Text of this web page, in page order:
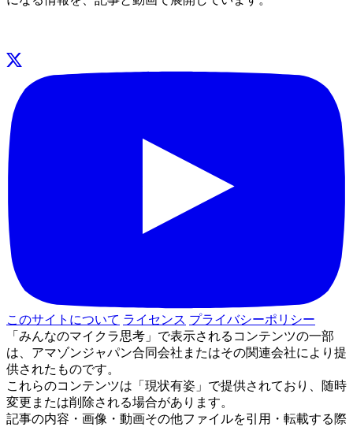
このサイトについて ライセンス プライバシーポリシー
「みんなのマイクラ思考」で表示されるコンテンツの一部
は、アマゾンジャパン合同会社またはその関連会社により提
供されたものです。
これらのコンテンツは「現状有姿」で提供されており、随時
変更または削除される場合があります。
記事の内容・画像・動画その他ファイルを引用・転載する際